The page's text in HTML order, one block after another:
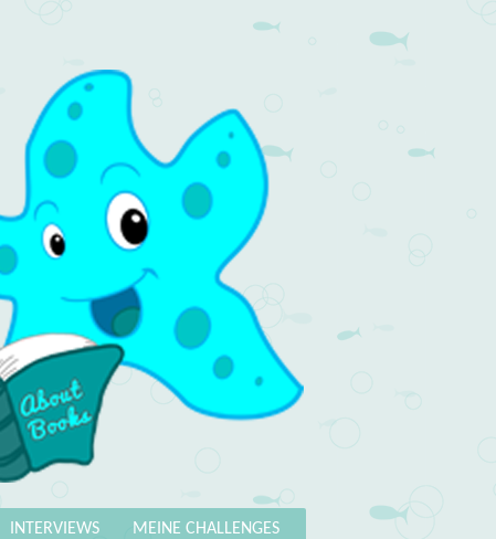
MEINE CHALLENGES
INTERVIEWS